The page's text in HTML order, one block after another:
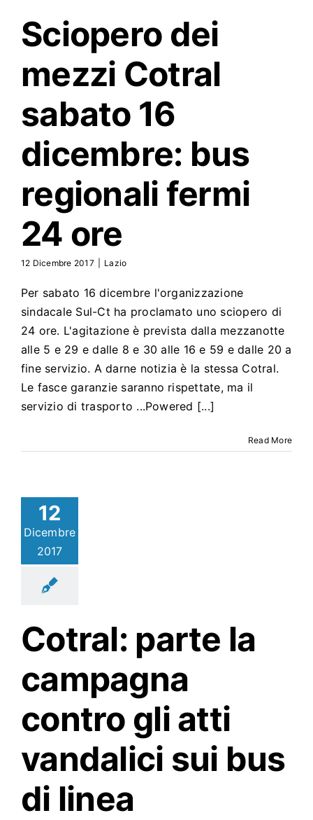
Sciopero dei
mezzi Cotral
sabato 16
dicembre: bus
regionali fermi
24 ore
12 Dicembre 2017 Lazio
Per sabato 16 dicembre l'organizzazione
sindacale Sul-Ct ha proclamato uno sciopero di
24 ore. L'agitazione è prevista dalla mezzanotte
alle 5 e 29 e dalle 8 e 30 alle 16 e 59 e dalle 20 a
fine servizio. A darne notizia è la stessa Cotral.
Le fasce garanzie saranno rispettate, ma il
servizio di trasporto ...Powered [...]
Read More
12
Dicembre
2017
Cotral: parte la
campagna
contro gli atti
vandalici sui bus
di linea